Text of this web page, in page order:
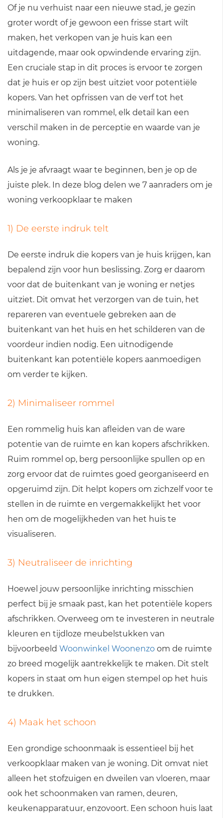
Of je nu verhuist naar een nieuwe stad, je gezin
groter wordt of je gewoon een frisse start wilt
maken, het verkopen van je huis kan een
uitdagende, maar ook opwindende ervaring zijn.
Een cruciale stap in dit proces is ervoor te zorgen
dat je huis er op zijn best uitziet voor potentiële
kopers. Van het opfrissen van de verf tot het
minimaliseren van rommel, elk detail kan een
verschil maken in de perceptie en waarde van je
woning.
Als je je afvraagt waar te beginnen, ben je op de
juiste plek. In deze blog delen we 7 aanraders om je
woning verkoopklaar te maken
1) De eerste indruk telt
De eerste indruk die kopers van je huis krijgen, kan
bepalend zijn voor hun beslissing. Zorg er daarom
voor dat de buitenkant van je woning er netjes
uitziet. Dit omvat het verzorgen van de tuin, het
repareren van eventuele gebreken aan de
buitenkant van het huis en het schilderen van de
voordeur indien nodig. Een uitnodigende
buitenkant kan potentiële kopers aanmoedigen
om verder te kijken.
2) Minimaliseer rommel
Een rommelig huis kan afleiden van de ware
potentie van de ruimte en kan kopers afschrikken.
Ruim rommel op, berg persoonlijke spullen op en
zorg ervoor dat de ruimtes goed georganiseerd en
opgeruimd zijn. Dit helpt kopers om zichzelf voor te
stellen in de ruimte en vergemakkelijkt het voor
hen om de mogelijkheden van het huis te
visualiseren.
3) Neutraliseer de inrichting
Hoewel jouw persoonlijke inrichting misschien
perfect bij je smaak past, kan het potentiële kopers
afschrikken. Overweeg om te investeren in neutrale
kleuren en tijdloze meubelstukken van
bijvoorbeeld Woonwinkel Woonenzo om de ruimte
zo breed mogelijk aantrekkelijk te maken. Dit stelt
kopers in staat om hun eigen stempel op het huis
te drukken.
4) Maak het schoon
Een grondige schoonmaak is essentieel bij het
verkoopklaar maken van je woning. Dit omvat niet
alleen het stofzuigen en dweilen van vloeren, maar
ook het schoonmaken van ramen, deuren,
keukenapparatuur, enzovoort. Een schoon huis laat